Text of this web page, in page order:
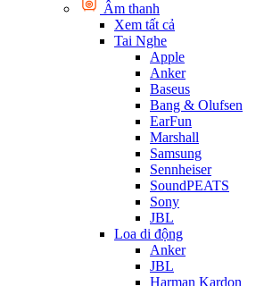
Âm thanh
Xem tất cả
Tai Nghe
Apple
Anker
Baseus
Bang & Olufsen
EarFun
Marshall
Samsung
Sennheiser
SoundPEATS
Sony
JBL
Loa di động
Anker
JBL
Harman Kardon